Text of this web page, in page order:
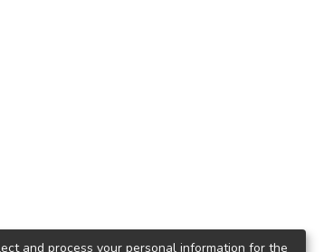
and process your personal information for the